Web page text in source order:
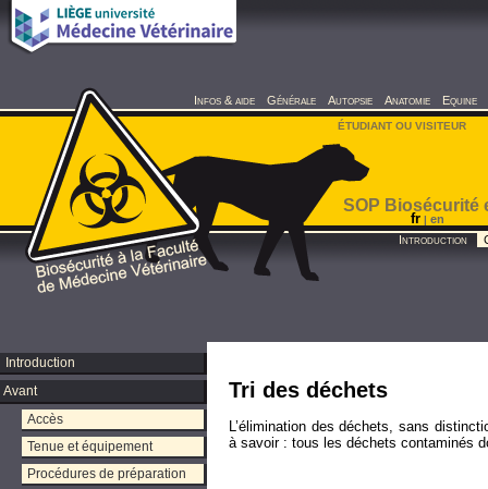
Infos & aide Générale Autopsie Anatomie Equine
ÉTUDIANT OU VISITEUR
fr | en
SOP Biosécurité
Introduction
Introduction
Avant
Accès
Tenue et équipement
Procédures de préparation
Tri des déchets
L’élimination des déchets, sans
à savoir : tous les déchets contaminés